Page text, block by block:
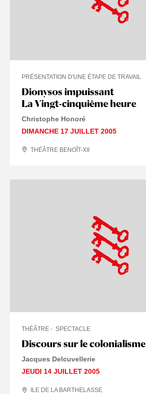
Dionysos impuissant
La Vingt-cinquième heure
PRÉSENTATION D'UNE ÉTAPE DE TRAVAIL
VINGT-CINQUIÈME HEURE
Christophe Honoré
DIMANCHE 17 JUILLET 2005
THÉÂTRE BENOÎT-XII
Discours sur le colonialisme
THÉÂTRE SPECTACLE
Jacques Delcuvellerie
JEUDI 14 JUILLET 2005
ILE DE LA BARTHELASSE